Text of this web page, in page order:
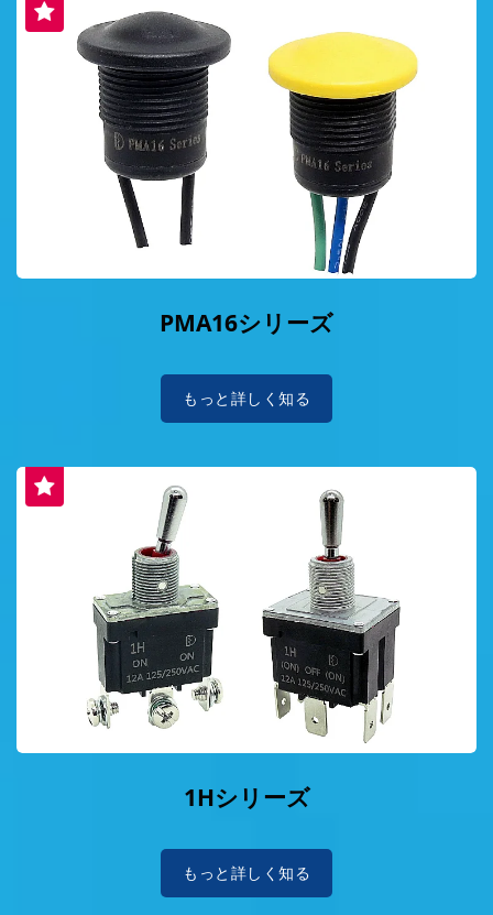
PMA16シリーズ
もっと詳しく知る
1Hシリーズ
もっと詳しく知る